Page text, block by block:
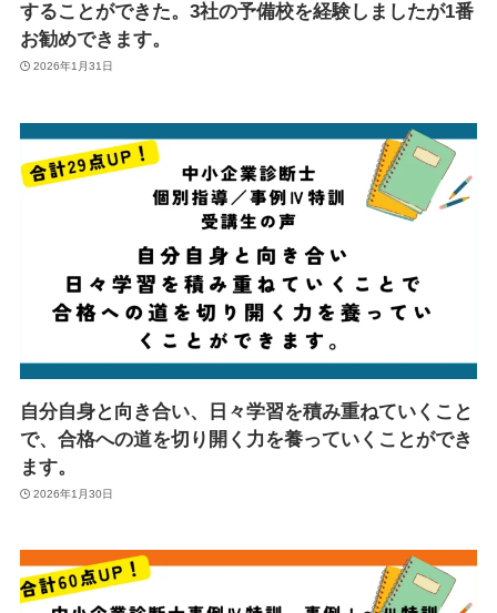
することができた。3社の予備校を経験しましたが1番
お勧めできます。
2026年1月31日
自分自身と向き合い、日々学習を積み重ねていくこと
で、合格への道を切り開く力を養っていくことができ
ます。
2026年1月30日